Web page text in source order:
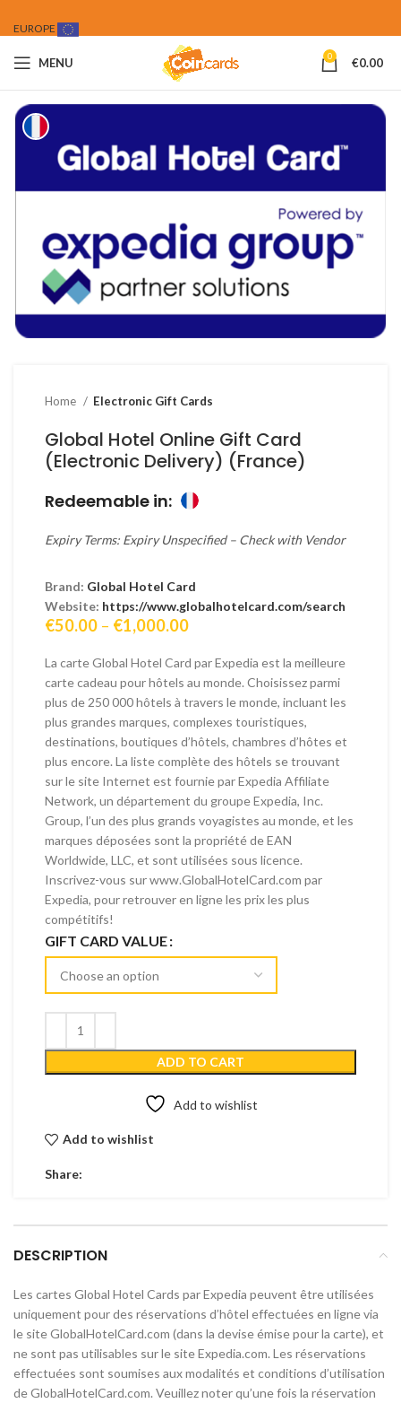
EUROPE
MENU 0 €0.00
Home Electronic Gift Cards
Global Hotel Online Gift Card
(Electronic Delivery) (France)
Redeemable in:
Expiry Terms: Expiry Unspecified – Check with Vendor
Brand: Global Hotel Card
Website: https://www.globalhotelcard.com/search
€50.00 – €1,000.00Price
€50.00
through
€1,000.00
La carte Global Hotel Card par Expedia est la meilleure
carte cadeau pour hôtels au monde. Choisissez parmi
plus de 250 000 hôtels à travers le monde, incluant les
plus grandes marques, complexes touristiques,
destinations, boutiques d’hôtels, chambres d’hôtes et
plus encore. La liste complète des hôtels se trouvant
sur le site Internet est fournie par Expedia Affiliate
Network, un département du groupe Expedia, Inc.
Group, l’un des plus grands voyagistes au monde, et les
marques déposées sont la propriété de EAN
Worldwide, LLC, et sont utilisées sous licence.
Inscrivez-vous sur www.GlobalHotelCard.com par
Expedia, pour retrouver en ligne les prix les plus
compétitifs!
GIFT CARD VALUE
ADD TO CART
Add to wishlist
Add to wishlist
Share:
DESCRIPTION
Les cartes Global Hotel Cards par Expedia peuvent être utilisées
uniquement pour des réservations d’hôtel effectuées en ligne via
le site GlobalHotelCard.com (dans la devise émise pour la carte), et
ne sont pas utilisables sur le site Expedia.com. Les réservations
effectuées sont soumises aux modalités et conditions d’utilisation
de GlobalHotelCard.com. Veuillez noter qu’une fois la réservation